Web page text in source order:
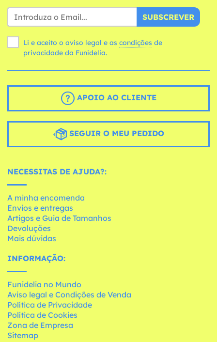
SUBSCREVER
Li e aceito o aviso legal e as condições
privacidade da Funidelia.
APOIO AO CLIENTE
SEGUIR O MEU PEDIDO
NECESSITAS DE AJUDA?:
A minha encomenda
Envios e entregas
Artigos e Guia de Tamanhos
Devoluções
Mais dúvidas
INFORMAÇÃO:
Funidelia no Mundo
Aviso legal e Condições de Venda
Política de Privacidade
Política de Cookies
Zona de Empresa
Sitemap